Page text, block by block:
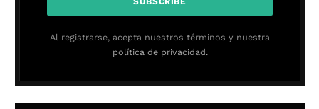
Al registrarse, acepta nuestros términos y nuestra
política de privacidad.